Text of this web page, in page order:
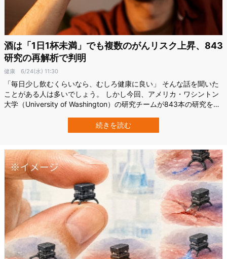
酒は「1日1杯未満」でも複数のがんリスク上昇、843
研究の再解析で判明
健康 6/24(水) 11:30
「毎日少し飲むくらいなら、むしろ健康に良い」 そんな話を聞いた
ことがある人は多いでしょう。 しかし今回、アメリカ・ワシントン
大学（University of Washington）の研究チームが843本の研究を統
少量飲酒では、一部の病気リスクが低くなるように見えます。 一方
で、乳がんや大腸がんなど複数のがんでは、1日1杯未満でもリスク
続きを読む